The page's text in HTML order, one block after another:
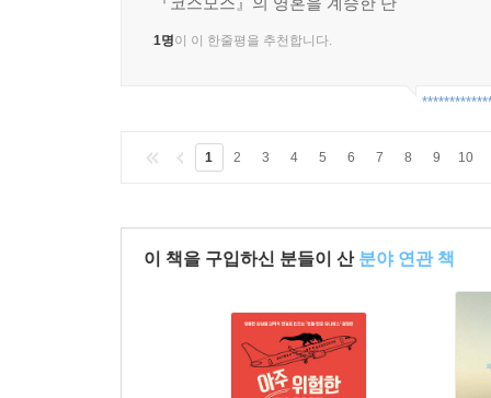
1명이 이 한줄평을 추천합니다.
1 2 3 4 5 6 7 8 9 10
이 책을 구입하신 분들이 산 분야 연관 책